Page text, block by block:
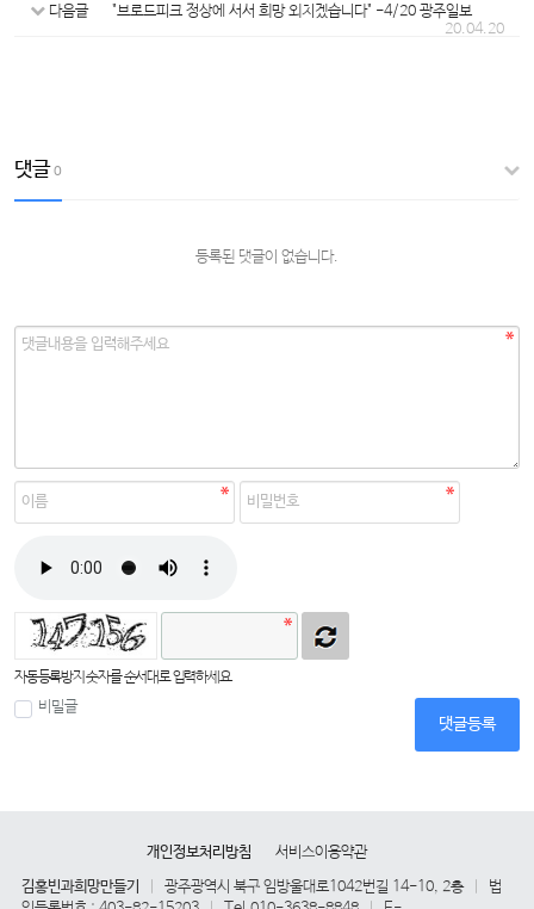
다음글
"브로드피크 정상에 서서 희망 외치겠습니다" -4/20 광주일보
20.04.20
댓글0
등록된 댓글이 없습니다.
자동등록방지 숫자를 순서대로 입력하세요.
비밀글
댓글등록
개인정보처리방침
서비스이용약관
김홍빈과희망만들기
광주광역시 북구 임방울대로1042번길 14-10, 2층
법